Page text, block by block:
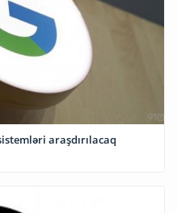
araşdırılacaq